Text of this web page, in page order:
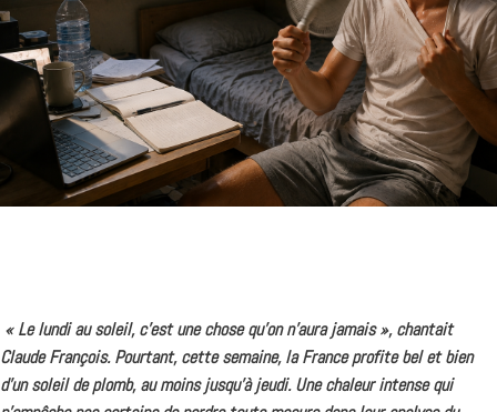
« Le lundi au soleil, c’est une chose qu’on n’aura jamais », chantait
Claude François. Pourtant, cette semaine, la France profite bel et bien
d’un soleil de plomb, au moins jusqu’à jeudi. Une chaleur intense qui